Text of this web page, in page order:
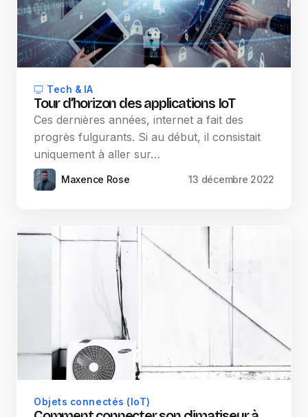
Tech & IA
Tour d’horizon des applications IoT
Ces dernières années, internet a fait des
progrès fulgurants. Si au début, il consistait
uniquement à aller sur…
Maxence Rose 13 décembre 2022
Objets connectés (IoT)